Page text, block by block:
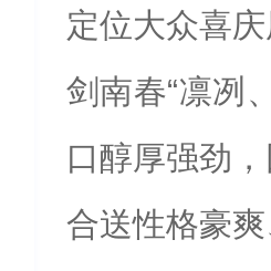
定位大众喜
剑南春“凛冽
口醇厚强劲
合送性格豪